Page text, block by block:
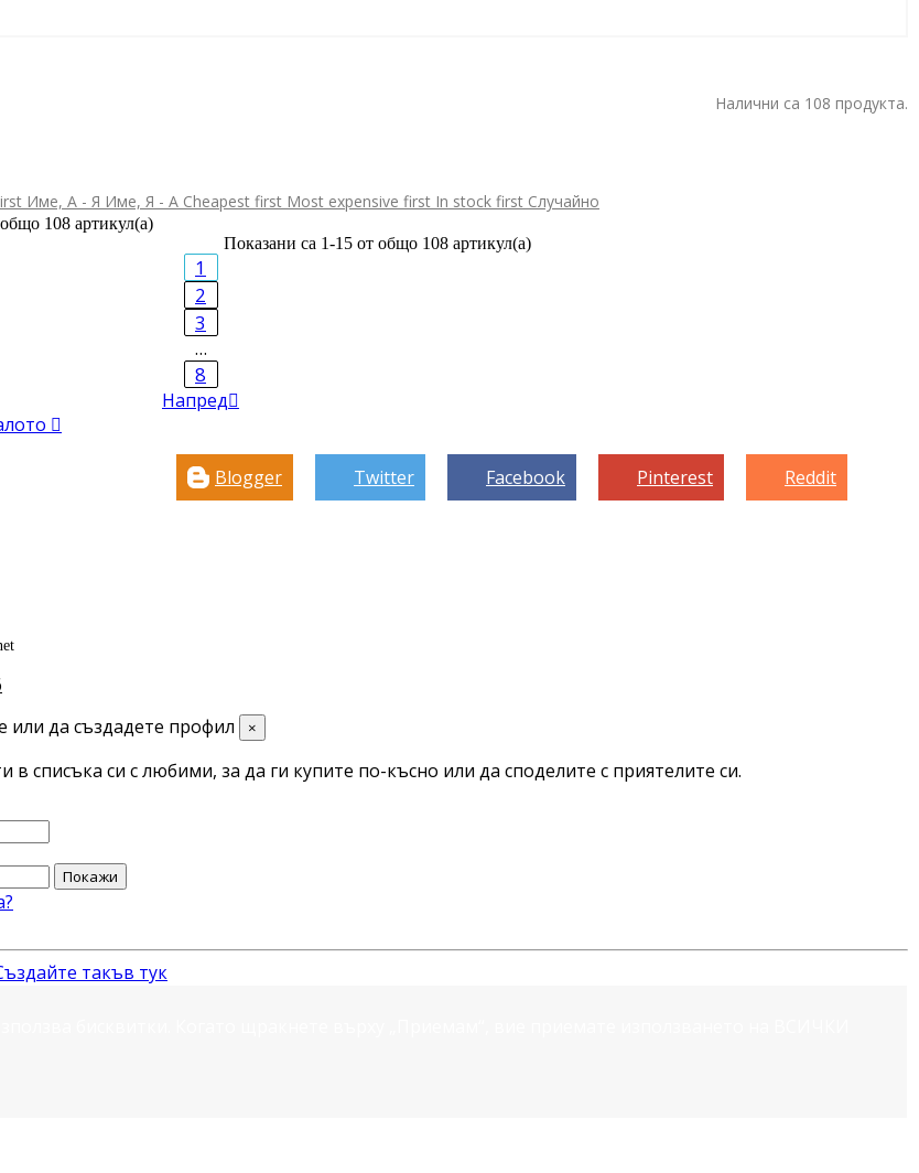
Налични са 108 продукта.
Име, А - Я Име, Я - А Cheapest first Most expensive first In stock first Случайно
108 артикул(а)
Показани са 1-15 от общо 108 артикул(а)
1
2
3
…
8
Напред

Blogger Twitter Facebook Pinterest Reddit
или да създадете профил
×
в списъка си с любими, за да ги купите по-късно или да споделите с приятелите си.
Покажи
такъв тук